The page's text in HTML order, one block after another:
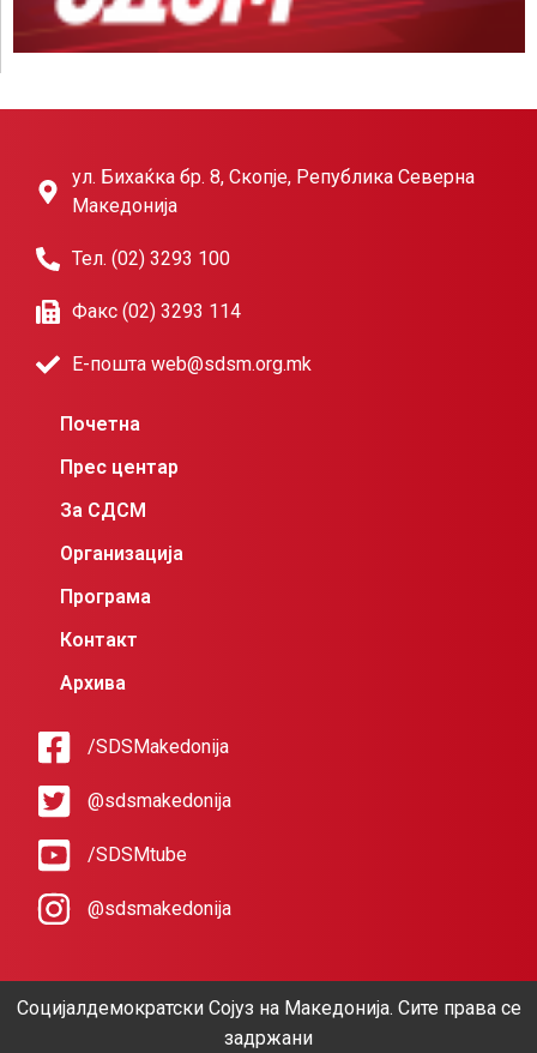
ул. Бихаќка бр. 8, Скопје, Република Северна
Македонија
Тел. (02) 3293 100
Факс (02) 3293 114
Е-пошта web@sdsm.org.mk
Почетна
Прес центар
За СДСМ
Организација
Програма
Контакт
Архива
/SDSMakedonija
@sdsmakedonija
/SDSMtube
@sdsmakedonija
Социјалдемократски Сојуз на Македонија. Сите права се
задржани